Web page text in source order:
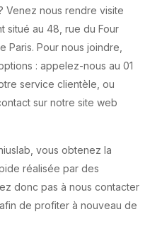
Venez nous rendre visite
situé au 48, rue du Four
Paris. Pour nous joindre,
: appelez-nous au 01
service clientèle, ou
sur notre site web
vous obtenez la
réalisée par des
donc pas à nous contacter
de profiter à nouveau de